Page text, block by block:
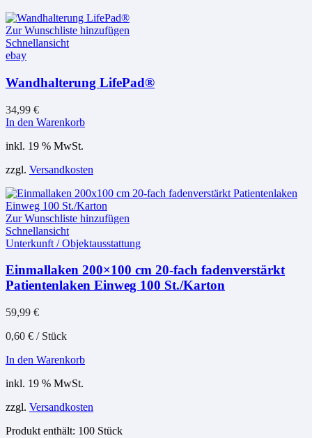
Zur Wunschliste hinzufügen
Schnellansicht
ebay
Wandhalterung LifePad®
34,99 €
In den Warenkorb
inkl. 19 % MwSt.
zzgl. Versandkosten
Zur Wunschliste hinzufügen
Schnellansicht
Unterkunft / Objektausstattung
Einmallaken 200×100 cm 20-fach fadenverstärkt
Patientenlaken Einweg 100 St./Karton
59,99 €
0,60 € / Stück
In den Warenkorb
inkl. 19 % MwSt.
zzgl. Versandkosten
Produkt enthält: 100 Stück